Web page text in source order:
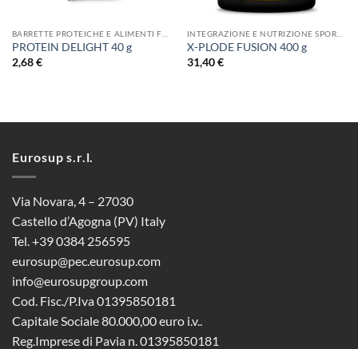
PROTEIN DELIGHT 40 g
2,68€
X-PLODE FUSION 400 g
31,40€
Eurosup s.r.l.
Via Novara, 4 – 27030
Castello d’Agogna (PV) Italy
Tel. +39 0384 256595
eurosup@pec.eurosup.com
info@eurosupgroup.com
Cod. Fisc./P.Iva 01395850181
Capitale Sociale 80.000,00 euro i.v..
Reg.Imprese di Pavia n. 01395850181